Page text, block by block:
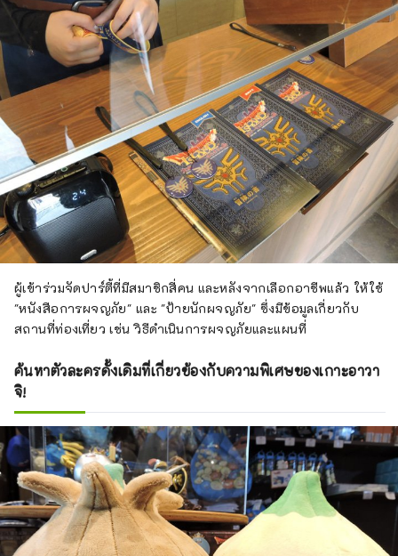
ผู้เข้าร่วมจัดปาร์ตี้ที่มีสมาชิกสี่คน และหลังจากเลือกอาชีพแล้ว ให้ใช้
"หนังสือการผจญภัย" และ "ป้ายนักผจญภัย" ซึ่งมีข้อมูลเกี่ยวกับ
สถานที่ท่องเที่ยว เช่น วิธีดำเนินการผจญภัยและแผนที่
ค้นหาตัวละครดั้งเดิมที่เกี่ยวข้องกับความพิเศษของเกาะอาวา
จิ!